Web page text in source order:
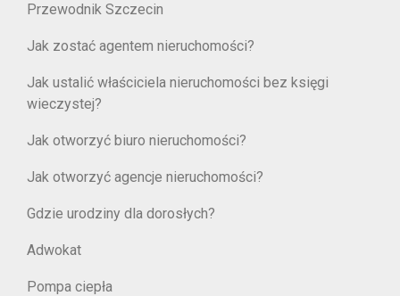
Przewodnik Szczecin
Jak zostać agentem nieruchomości?
Jak ustalić właściciela nieruchomości bez księgi
wieczystej?
Jak otworzyć biuro nieruchomości?
Jak otworzyć agencje nieruchomości?
Gdzie urodziny dla dorosłych?
Adwokat
Pompa ciepła